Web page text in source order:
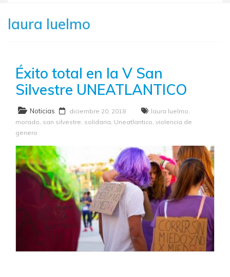
laura luelmo
Éxito total en la V San
Silvestre UNEATLANTICO
Noticias diciembre 20, 2018 laura luelmo
morado san silvestre solidaria Uneatlantico violencia de
genero